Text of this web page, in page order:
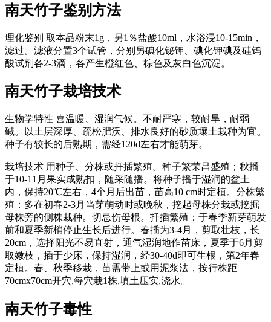
南天竹子鉴别方法
理化鉴别 取本品粉末1g，另1％盐酸10ml，水浴浸10-15min，
滤过。滤液分置3个试管，分别另碘化铋钾、碘化钾碘及硅钨
酸试剂各2-3滴，各产生橙红色、棕色及灰白色沉淀。
南天竹子栽培技术
生物学特性 喜温暖、湿润气候。不耐严寒，较耐旱，耐弱
碱。以土层深厚、疏松肥沃、排水良好的砂质壤土栽种为宜。
种子有较长的后熟期，需经120d左右才能萌芽。
栽培技术 用种子、分株或扦插繁殖。种子繁荣昌盛殖；秋播
于10-11月果实成熟扣，随采随播。将种子播于湿润的盆土
内，保持20℃左右，4个月后出苗，苗高10 cm时定植。分株繁
殖：多在初春2-3月当芽萌动时或晚秋，挖起母株分栽或挖掘
母株旁的侧株栽种。切忌伤母根。扦插繁殖：于春季新芽萌发
前和夏季新梢停止生长后进行。春插为3-4月，剪取壮枝，长
20cm，选择阳光不易直射，通气湿润地作苗床，夏季于6月剪
取嫩枝，插于少床，保持湿润，经30-40d即可生根，第2年春
定植。春、秋季移栽，苗需带上或用泥浆法，按行株距
70cmx70cm开穴,每穴栽1株,填土压实,浇水。
南天竹子毒性